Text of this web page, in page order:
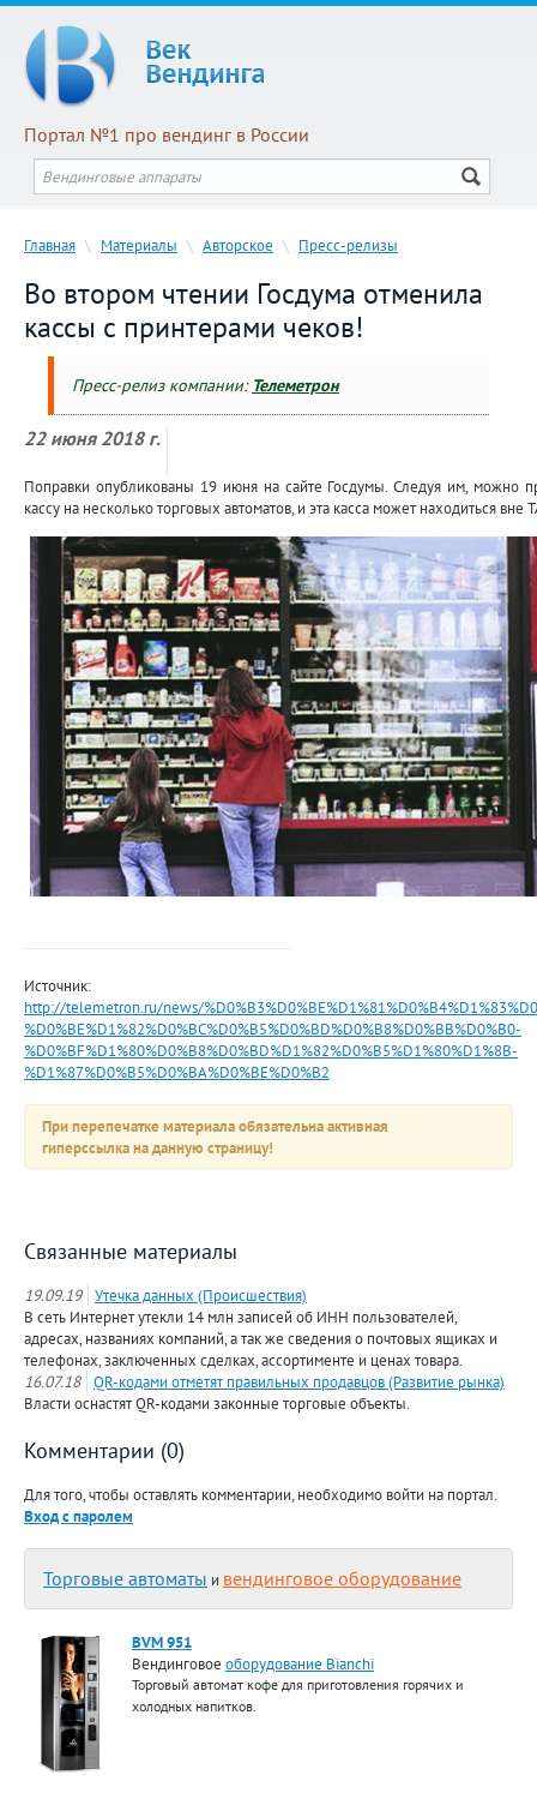
Портал №1 про вендинг в России
Главная \ Материалы \ Авторское \ Пресс-релизы
Во втором чтении Госдума отменила
кассы с принтерами чеков!
Пресс-релиз компании: Телеметрон
22 июня 2018 г.
Поправки опубликованы 19 июня на сайте Госдумы. Следуя им, можно
кассу на несколько торговых автоматов, и эта касса может находиться вне
Источник:
http://telemetron.ru/news/
%D0%BE%D1%82%D0%BC%D0%B5%D0%BD%D0%B8%D0%BB%D0%B0-
%D0%BF%D1%80%D0%B8%D0%BD%D1%82%D0%B5%D1%80%D1%8B-
%D1%87%D0%B5%D0%BA%D0%BE%D0%B2
При перепечатке материала обязательна активная
гиперссылка на данную страницу!
Связанные материалы
19.09.19
Утечка данных (Происшествия)
В сеть Интернет утекли 14 млн записей об ИНН пользователей,
адресах, названиях компаний, а так же сведения о почтовых ящиках и
телефонах, заключенных сделках, ассортименте и ценах товара.
16.07.18
QR-кодами отметят правильных продавцов (Развитие рынка)
Власти оснастят QR-кодами законные торговые объекты.
Комментарии (0)
Для того, чтобы оставлять комментарии, необходимо войти на портал.
Вход с паролем
Торговые автоматы и вендинговое оборудование
BVM 951
Вендинговое оборудование Bianchi
Торговый автомат кофе для приготовления горячих и
холодных напитков.